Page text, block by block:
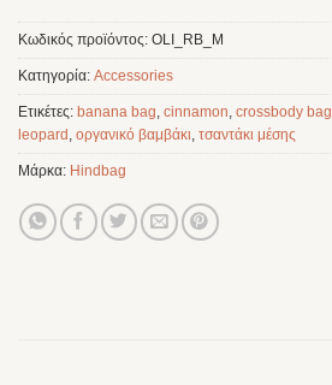
Κωδικός προϊόντος: OLI_RB_M
Κατηγορία: Accessories
Ετικέτες: banana bag, cinnamon, crossbody bag
leopard , οργανικό βαμβάκι, τσαντάκι μέσης
Μάρκα: Hindbag